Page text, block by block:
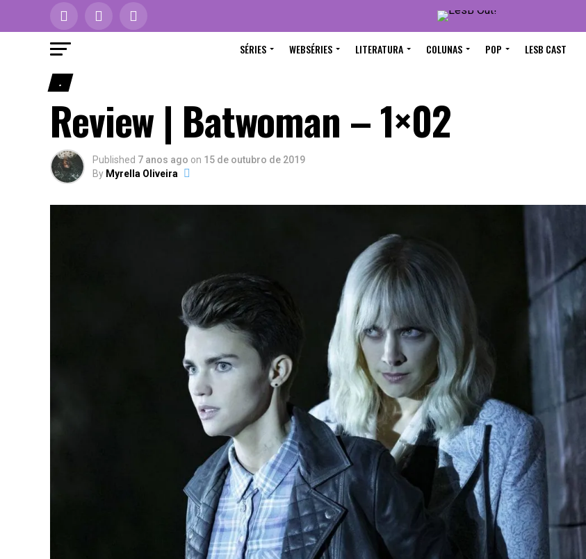
SÉRIES WEBSÉRIES LITERATURA COLUNAS POP LESB CAST
.
Review | Batwoman – 1×02
Published 7 anos ago on 15 de outubro de 2019
By Myrella Oliveira